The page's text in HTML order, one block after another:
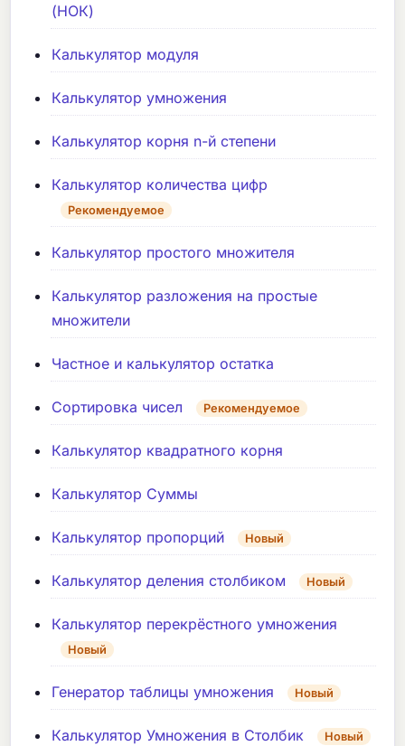
(НОК)
Калькулятор модуля
Калькулятор умножения
Калькулятор корня n-й степени
Калькулятор количества цифр
Рекомендуемое
Калькулятор простого множителя
Калькулятор разложения на простые
множители
Частное и калькулятор остатка
Сортировка чисел Рекомендуемое
Калькулятор квадратного корня
Калькулятор Суммы
Калькулятор пропорций Новый
Калькулятор деления столбиком Новый
Калькулятор перекрёстного умножения
Новый
Генератор таблицы умножения Новый
Калькулятор Умножения в Столбик Новый